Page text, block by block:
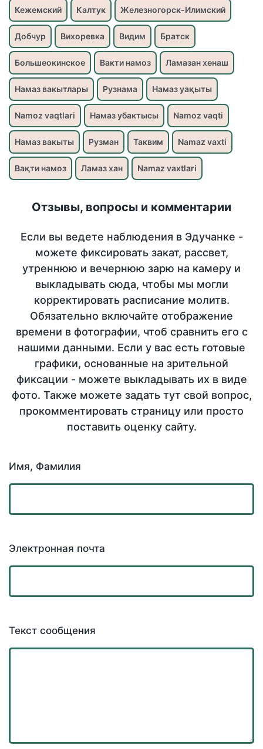
Кежемский Калтук Железногорск-Илимский
Добчур Вихоревка Видим Братск
Большеокинское Вакти намоз Ламазан хенаш
Намаз вакытлары Рузнама Намаз уақыты
Namoz vaqtlari Намаз убактысы Namoz vaqti
Намаз вакыты Рузман Таквим Namaz vaxti
Вақти намоз Ламаз хан Namaz vaxtlari
Отзывы, вопросы и комментарии
Если вы ведете наблюдения в Эдучанке -
можете фиксировать закат, рассвет,
утреннюю и вечернюю зарю на камеру и
выкладывать сюда, чтобы мы могли
корректировать расписание молитв.
Обязательно включайте отображение
времени в фотографии, чтоб сравнить его с
нашими данными. Если у вас есть готовые
графики, основанные на зрительной
фиксации - можете выкладывать их в виде
фото. Также можете задать тут свой вопрос,
прокомментировать страницу или просто
поставить оценку сайту.
Имя, Фамилия
Электронная почта
Текст сообщения